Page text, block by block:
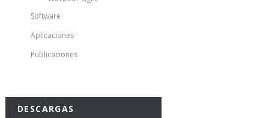
Software
Aplicaciones
Publicaciones
DESCARGAS